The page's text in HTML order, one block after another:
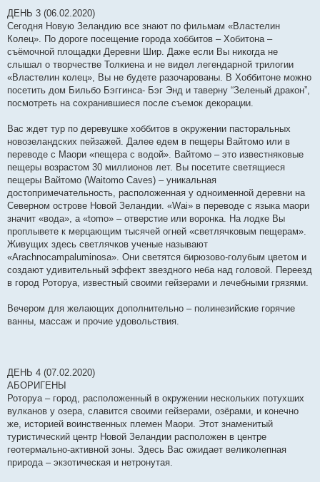
ДЕНЬ 3 (06.02.2020)
Сегодня Новую Зеландию все знают по фильмам «Властелин
Колец». По дороге посещение города хоббитов – Хобитона –
съёмочной площадки Деревни Шир. Даже если Вы никогда не
слышал о творчестве Толкиена и не видел легендарной трилогии
«Властелин колец», Вы не будете разочарованы. В Хоббитоне можно
посетить дом Бильбо Бэггинса- Бэг Энд и таверну “Зеленый дракон”,
посмотреть на сохранившиеся после съемок декорации.
Вас ждет тур по деревушке хоббитов в окружении пасторальных
новозеландских пейзажей. Далее едем в пещеры Вайтомо или в
переводе с Маори «пещера с водой». Вайтомо – это известняковые
пещеры возрастом 30 миллионов лет. Вы посетите светящиеся
пещеры Вайтомо (Waitomo Caves) – уникальная
достопримечательность, расположенная у одноименной деревни на
Северном острове Новой Зеландии. «Wai» в переводе с языка маори
значит «вода», а «tomo» – отверстие или воронка. На лодке Вы
проплывете к мерцающим тысячей огней «светлячковым пещерам».
Живущих здесь светлячков ученые называют
«Arachnocampaluminosa». Они светятся бирюзово-голубым цветом и
создают удивительный эффект звездного неба над головой. Переезд
в город Роторуа, известный своими гейзерами и лечебными грязями.
Вечером для желающих дополнительно – полинезийские горячие
ванны, массаж и прочие удовольствия.
ДЕНЬ 4 (07.02.2020)
АБОРИГЕНЫ
Роторуа – город, расположенный в окружении нескольких потухших
вулканов у озера, славится своими гейзерами, озёрами, и конечно
же, историей воинственных племен Маори. Этот знаменитый
туристический центр Новой Зеландии расположен в центре
геотермально-активной зоны. Здесь Вас ожидает великолепная
природа – экзотическая и нетронутая.